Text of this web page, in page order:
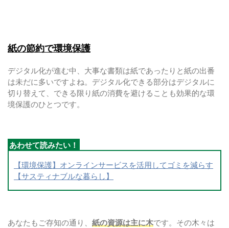
紙の節約で環境保護
デジタル化が進む中、大事な書類は紙であったりと紙の出番
は未だに多いですよね。デジタル化できる部分はデジタルに
切り替えて、できる限り紙の消費を避けることも効果的な環
境保護のひとつです。
【環境保護】オンラインサービスを活用してゴミを減らす
【サスティナブルな暮らし】
あなたもご存知の通り、 紙の資源は主に木です。その木々は